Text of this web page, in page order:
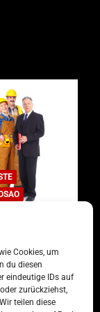
Cookies, um
du diesen
eindeutige IDs auf
zurückziehst,
teilen diese